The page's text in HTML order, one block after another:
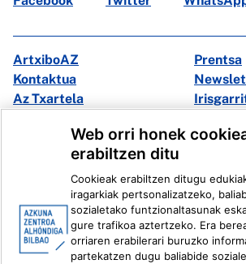
ArtxiboAZ
Prentsa
Kontaktua
Az Txartela
Instagram
Youtube
Linkedin
Ivoox
Lege informazioa Barneko
Web orri honek
erabiltzen ditu
Cookieak erabiltzen ditugu
iragarkiak pertsonalizatzeko,
sozialetako funtzionaltasunak
gure trafikoa aztertzeko. Era
orriaren erabilerari buruzko
partekatzen dugu baliabide